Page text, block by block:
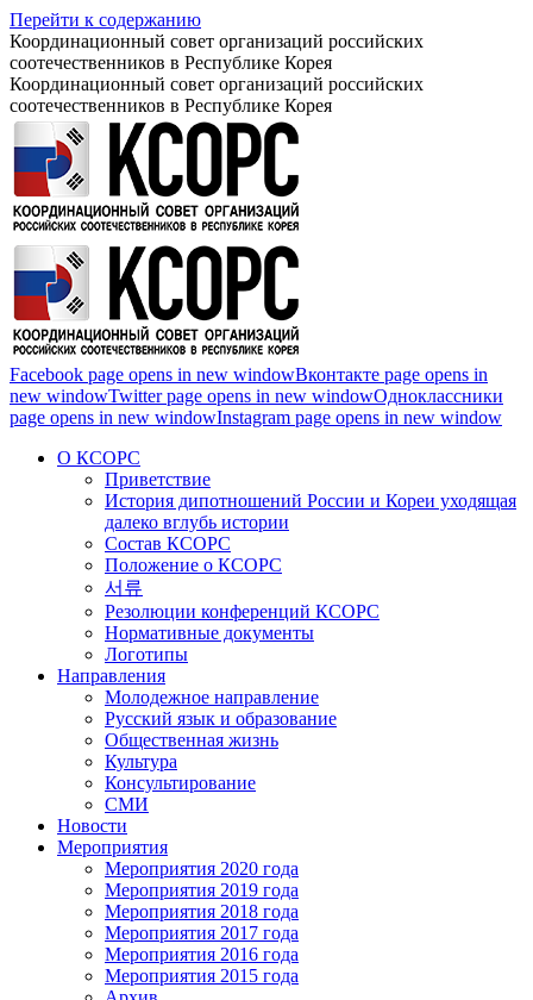
Перейти к содержанию
Координационный совет организаций российских
соотечественников в Республике Корея
Координационный совет организаций российских
соотечественников в Республике Корея
Facebook page opens in new windowВконтакте page opens in
new windowTwitter page opens in new windowОдноклассники
page opens in new windowInstagram page opens in new window
О КСОРС
Приветствие
История дипотношений России и Кореи уходящая
далеко вглубь истории
Состав КСОРС
Положение о КСОРС
서류
Резолюции конференций КСОРС
Нормативные документы
Логотипы
Направления
Молодежное направление
Русский язык и образование
Общественная жизнь
Культура
Консультирование
СМИ
Новости
Мероприятия
Мероприятия 2020 года
Мероприятия 2019 года
Мероприятия 2018 годa
Мероприятия 2017 года
Мероприятия 2016 года
Мероприятия 2015 года